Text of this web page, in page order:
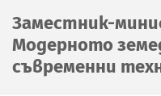
Замeстник-
Модерното
съвременни